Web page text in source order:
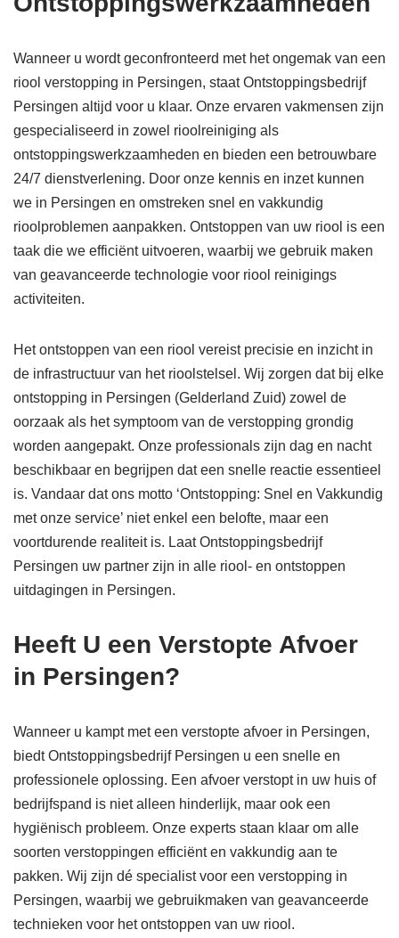
Wanneer u wordt geconfronteerd met het ongemak van een
riool verstopping in Persingen, staat Ontstoppingsbedrijf
Persingen altijd voor u klaar. Onze ervaren vakmensen zijn
gespecialiseerd in zowel rioolreiniging als
ontstoppingswerkzaamheden en bieden een betrouwbare
24/7 dienstverlening. Door onze kennis en inzet kunnen
we in Persingen en omstreken snel en vakkundig
rioolproblemen aanpakken. Ontstoppen van uw riool is een
taak die we efficiënt uitvoeren, waarbij we gebruik maken
van geavanceerde technologie voor riool reinigings
activiteiten.
Het ontstoppen van een riool vereist precisie en inzicht in
de infrastructuur van het rioolstelsel. Wij zorgen dat bij elke
ontstopping in Persingen (Gelderland Zuid) zowel de
oorzaak als het symptoom van de verstopping grondig
worden aangepakt. Onze professionals zijn dag en nacht
beschikbaar en begrijpen dat een snelle reactie essentieel
is. Vandaar dat ons motto ‘Ontstopping: Snel en Vakkundig
met onze service’ niet enkel een belofte, maar een
voortdurende realiteit is. Laat Ontstoppingsbedrijf
Persingen uw partner zijn in alle riool- en ontstoppen
uitdagingen in Persingen.
Heeft U een Verstopte Afvoer
in Persingen?
Wanneer u kampt met een verstopte afvoer in Persingen,
biedt Ontstoppingsbedrijf Persingen u een snelle en
professionele oplossing. Een afvoer verstopt in uw huis of
bedrijfspand is niet alleen hinderlijk, maar ook een
hygiënisch probleem. Onze experts staan klaar om alle
soorten verstoppingen efficiënt en vakkundig aan te
pakken. Wij zijn dé specialist voor een verstopping in
Persingen, waarbij we gebruikmaken van geavanceerde
technieken voor het ontstoppen van uw riool.